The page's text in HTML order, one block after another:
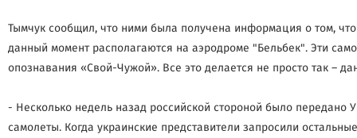
Тымчук сообщил, что ними была получена информация о том,
данный момент располагаются на аэродроме "Бельбек". Эти
опознавания «Свой-Чужой». Все это делается не просто так –
- Несколько недель назад российской стороной было
самолеты. Когда украинские представители запросили